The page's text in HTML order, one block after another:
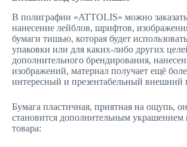
В полиграфии «ATTOLIS» можно заказать
нанесение лейблов, шрифтов,
бумаги тишью, которая будет
упаковки или для каких-либо других
дополнительного брендирования,
изображений, материал получает ещё
интересный и презентабельный внешний
Бумага пластичная, приятная на ощупь,
становится дополнительным украшением
товара: